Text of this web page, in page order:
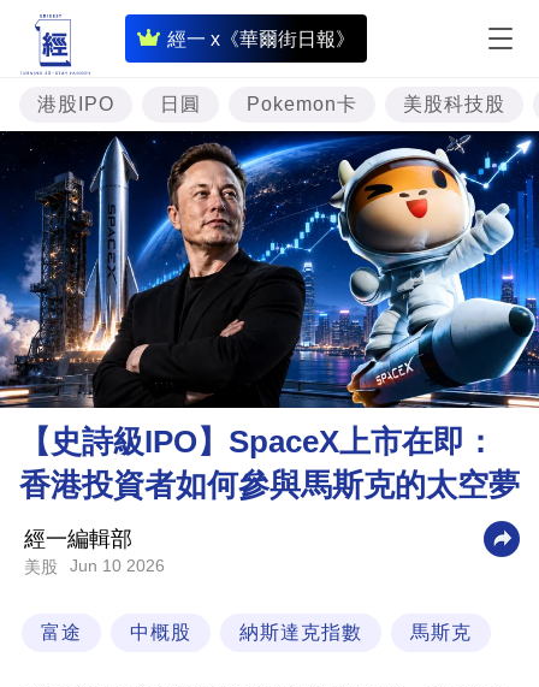
經一 x《華爾街日報》
即
時
財
經
專
題
投
資
理
財
商
科
港股IPO 日圓 Pokemon卡 美股科技股
【史詩級IPO】SpaceX上市在即：
香港投資者如何參與馬斯克的太空夢
經一編輯部
美股 Jun 10 2026
富途 中概股 納斯達克指數 馬斯克